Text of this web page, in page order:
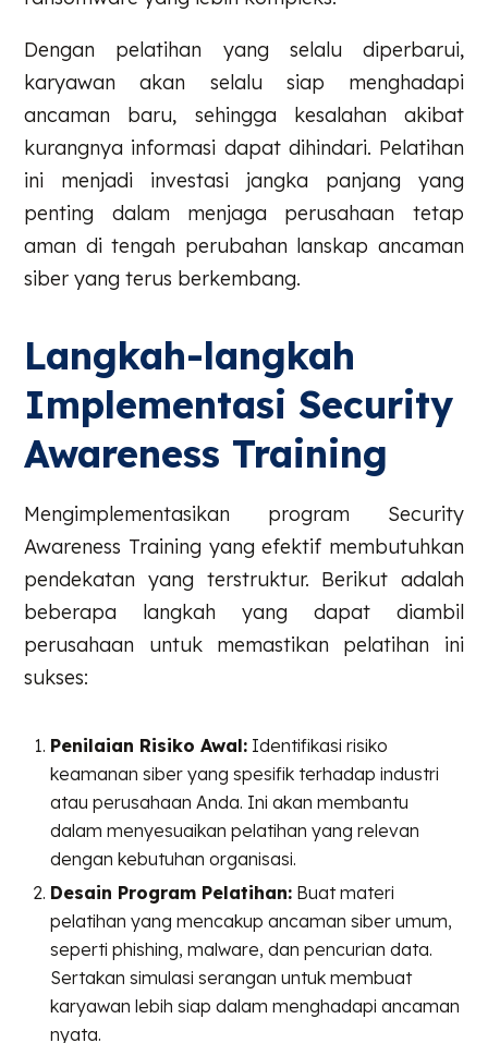
Dengan pelatihan yang selalu diperbarui,
karyawan akan selalu siap menghadapi
ancaman baru, sehingga kesalahan akibat
kurangnya informasi dapat dihindari. Pelatihan
ini menjadi investasi jangka panjang yang
penting dalam menjaga perusahaan tetap
aman di tengah perubahan lanskap ancaman
siber yang terus berkembang.
Langkah-langkah
Implementasi Security
Awareness Training
Mengimplementasikan program Security
Awareness Training yang efektif membutuhkan
pendekatan yang terstruktur. Berikut adalah
beberapa langkah yang dapat diambil
perusahaan untuk memastikan pelatihan ini
sukses:
Penilaian Risiko Awal: Identifikasi risiko
keamanan siber yang spesifik terhadap industri
atau perusahaan Anda. Ini akan membantu
dalam menyesuaikan pelatihan yang relevan
dengan kebutuhan organisasi.
Desain Program Pelatihan: Buat materi
pelatihan yang mencakup ancaman siber umum,
seperti phishing, malware, dan pencurian data.
Sertakan simulasi serangan untuk membuat
karyawan lebih siap dalam menghadapi ancaman
nyata.